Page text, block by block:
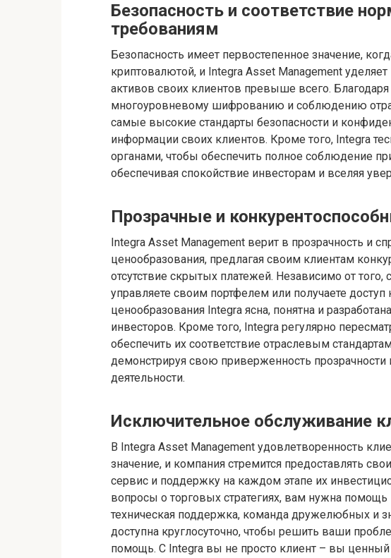
Безопасность и соответствие
требованиям
Безопасность имеет первостепенное значение,
криптовалютой, и Integra Asset Management
активов своих клиентов превыше всего.
многоуровневому шифрованию и соблюдению
самые высокие стандарты безопасности и
информации своих клиентов. Кроме того, Integra
органами, чтобы обеспечить полное соблюдение
обеспечивая спокойствие инвесторам и вселяя
Прозрачные и
Integra Asset Management верит в прозрачность и
ценообразования, предлагая своим клиентам
отсутствие скрытых платежей. Независимо от
управляете своим портфелем или получаете
ценообразования Integra ясна, понятна и
инвесторов. Кроме того, Integra регулярно
обеспечить их соответствие отраслевым
демонстрируя свою приверженность прозрачности
деятельности.
Исключительное обслуживание
В Integra Asset Management удовлетворенность
значение, и компания стремится предоставлять
сервис и поддержку на каждом этапе их
вопросы о торговых стратегиях, вам нужна
техническая поддержка, команда дружелюбных и
доступна круглосуточно, чтобы решить ваши
помощь. С Integra вы не просто клиент – вы ценный